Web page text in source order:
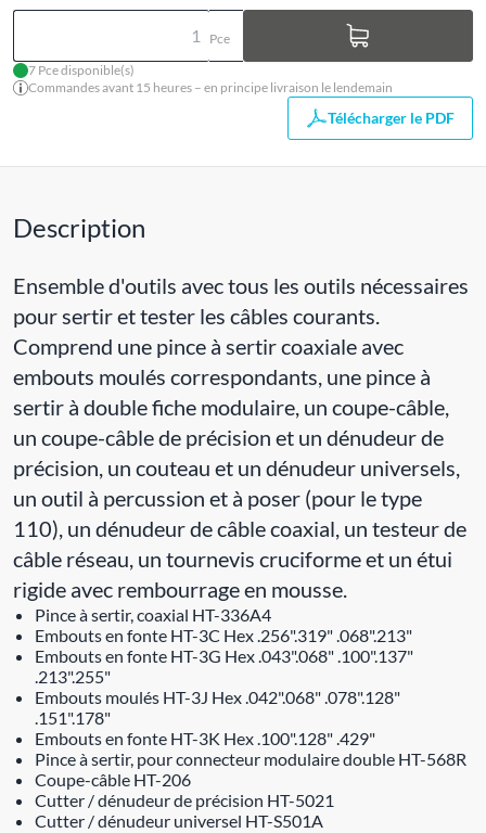
Pce
7 Pce disponible(s)
Commandes avant 15 heures – en principe livraison le lendemain
Télécharger le PDF
Description
Ensemble d'outils avec tous les outils nécessaires
pour sertir et tester les câbles courants.
Comprend une pince à sertir coaxiale avec
embouts moulés correspondants, une pince à
sertir à double fiche modulaire, un coupe-câble,
un coupe-câble de précision et un dénudeur de
précision, un couteau et un dénudeur universels,
un outil à percussion et à poser (pour le type
110), un dénudeur de câble coaxial, un testeur de
câble réseau, un tournevis cruciforme et un étui
rigide avec rembourrage en mousse.
Pince à sertir, coaxial HT-336A4
Embouts en fonte HT-3C Hex .256".319" .068".213"
Embouts en fonte HT-3G Hex .043".068" .100".137"
.213".255"
Embouts moulés HT-3J Hex .042".068" .078".128"
.151".178"
Embouts en fonte HT-3K Hex .100".128" .429"
Pince à sertir, pour connecteur modulaire double HT-568R
Coupe-câble HT-206
Cutter / dénudeur de précision HT-5021
Cutter / dénudeur universel HT-S501A